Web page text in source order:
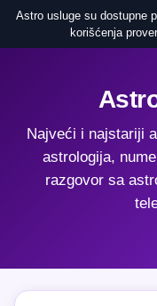
Astro usluge su dostupne
korišćenja
Najveći i najstariji
astrologija,
razgovor sa